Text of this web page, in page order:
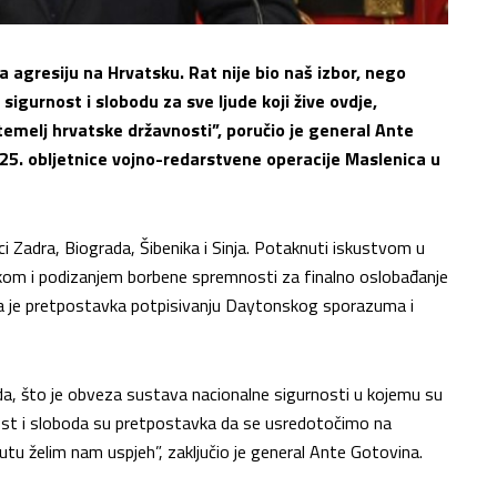
agresiju na Hrvatsku. Rat nije bio naš izbor, nego
i slobodu za sve ljude koji žive ovdje,
hrvatske državnosti”, poručio je general Ante
obljetnice vojno-redarstvene operacije Maslenica u
Zadra, Biograda, Šibenika i Sinja. Potaknuti iskustvom u
i podizanjem borbene spremnosti za finalno oslobađanje
je pretpostavka potpisivanju Daytonskog sporazuma i
što je obveza sustava nacionalne sigurnosti u kojemu su
i sloboda su pretpostavka da se usredotočimo na
želim nam uspjeh”, zaključio je general Ante Gotovina.